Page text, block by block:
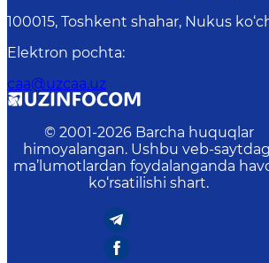
100015, Toshkent shahar, Nukus
Elektron pochta:
caa@uzcaa.uz
© 2001-2026 Barcha huquqlar
himoyalangan. Ushbu veb-
ma’lumotlardan foydalanganda
ko‘rsatilishi shart.